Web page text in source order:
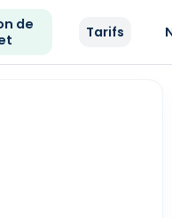
de
Tarifs